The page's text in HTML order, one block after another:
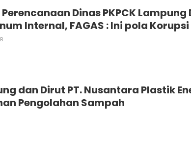
Dinas PKPCK Lampung
Internal, FAGAS : Ini pola
dan Dirut PT. Nusantara Plastik
Pengolahan Sampah